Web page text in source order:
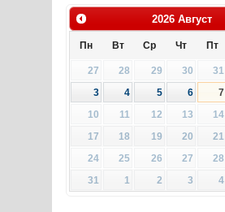
2026 Август
Пн Вт Ср Чт Пт
27 28 29 30 31
3
4 5 6 7
10
11 12 13 14
17
18 19 20 21
24
25 26 27 28
31
1 2 3 4